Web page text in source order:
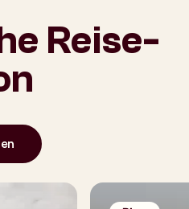
Reise-